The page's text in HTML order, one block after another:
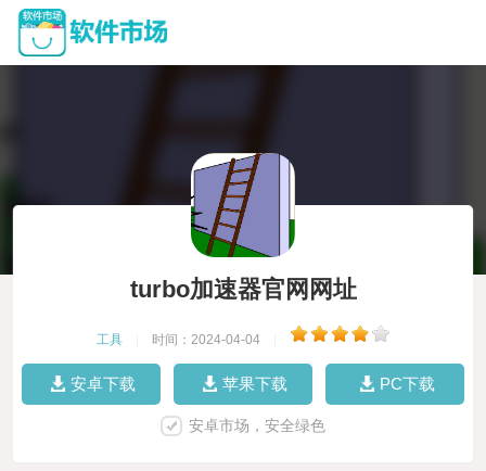
turbo加速器官网网址
工具 时间：2024-04-04
安卓下载 苹果下载 PC下载
安卓市场，安全绿色